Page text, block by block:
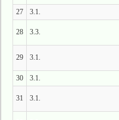
27
3.1.
28 3.3.
29 3.1.
30
3.1.
31 3.1.